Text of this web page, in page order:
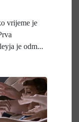
vrijeme je
je odm...